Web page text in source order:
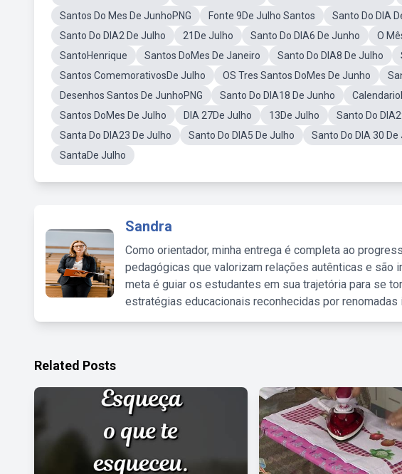
Santos Do Mes De JunhoPNG
Fonte 9De Julho Santos Santo Do DIA
Santo Do DIA2 De Julho
21De Julho Santo Do DIA6 De Junho O
SantoHenrique
Santos DoMes De Janeiro Santo Do DIA8 De Julho
Santos ComemorativosDe Julho
OS Tres Santos DoMes De Junho
Desenhos Santos De JunhoPNG
Santo Do DIA18 De Junho
Santos DoMes De Julho
DIA 27De Julho 13De Julho Santo Do
Santa Do DIA23 De Julho
Santo Do DIA5 De Julho Santo Do DIA 30 De
SantaDe Julho
Sandra
Como orientador, minha entrega é completa ao
pedagógicas que valorizam relações autênticas e são
meta é guiar os estudantes em sua trajetória para se
estratégias educacionais reconhecidas por
Related Posts